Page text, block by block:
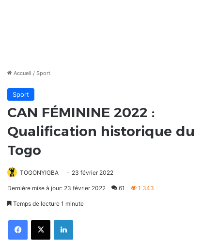
Accueil / Sport
Sport
CAN FÉMININE 2022 :
Qualification historique du
Togo
TOGONYIGBA 23 février 2022
Dernière mise à jour: 23 février 2022 61 1 343
Temps de lecture 1 minute
FacebookX Linkedin